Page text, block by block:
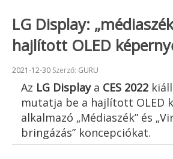
LG Display:
hajlított OLED
Beküldve:
2021-12-30 Szerző: GURU
Az LG Displaya CES 2022
mutatja be a hajlított OLED
alkalmazó „Médiaszék” és
bringázás” koncepciókat.